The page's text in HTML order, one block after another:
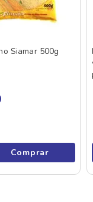
Siamar 500g
Comprar